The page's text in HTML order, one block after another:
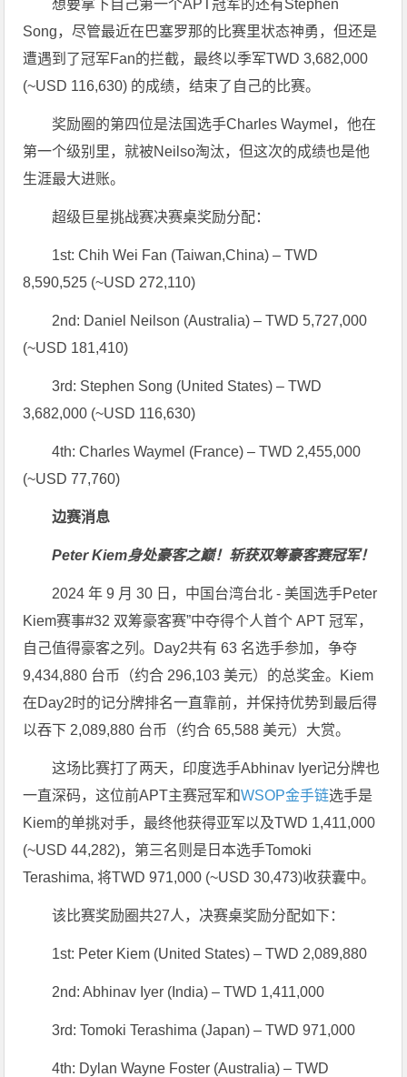
想要拿下自己第一个APT冠军的还有Stephen
Song，尽管最近在巴塞罗那的比赛里状态神勇，但还是
遭遇到了冠军Fan的拦截，最终以季军TWD 3,682,000
(~USD 116,630) 的成绩，结束了自己的比赛。
奖励圈的第四位是法国选手Charles Waymel，他在
第一个级别里，就被Neilso淘汰，但这次的成绩也是他
生涯最大进账。
超级巨星挑战赛决赛桌奖励分配：
1st: Chih Wei Fan (Taiwan,China) – TWD
8,590,525 (~USD 272,110)
2nd: Daniel Neilson (Australia) – TWD 5,727,000
(~USD 181,410)
3rd: Stephen Song (United States) – TWD
3,682,000 (~USD 116,630)
4th: Charles Waymel (France) – TWD 2,455,000
(~USD 77,760)
边赛消息
Peter Kiem身处豪客之巅！斩获双筹豪客赛冠军！
2024 年 9 月 30 日，中国台湾台北 - 美国选手Peter
Kiem赛事#32 双筹豪客赛”中夺得个人首个 APT 冠军，
自己值得豪客之列。Day2共有 63 名选手参加，争夺
9,434,880 台币（约合 296,103 美元）的总奖金。Kiem
在Day2时的记分牌排名一直靠前，并保持优势到最后得
以吞下 2,089,880 台币（约合 65,588 美元）大赏。
这场比赛打了两天，印度选手Abhinav Iyer记分牌也
一直深码，这位前APT主赛冠军和WSOP金手链选手是
Kiem的单挑对手，最终他获得亚军以及TWD 1,411,000
(~USD 44,282)，第三名则是日本选手Tomoki
Terashima, 将TWD 971,000 (~USD 30,473)收获囊中。
该比赛奖励圈共27人，决赛桌奖励分配如下：
1st: Peter Kiem (United States) – TWD 2,089,880
2nd: Abhinav Iyer (India) – TWD 1,411,000
3rd: Tomoki Terashima (Japan) – TWD 971,000
4th: Dylan Wayne Foster (Australia) – TWD